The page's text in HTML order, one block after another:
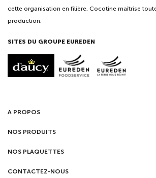
cette organisation en filière, Cocotine maîtrise
production.
SITES DU GROUPE EUREDEN
A PROPOS
NOS PRODUITS
NOS PLAQUETTES
CONTACTEZ-NOUS